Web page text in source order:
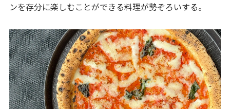
ンを存分に楽しむことができる料理が勢ぞろいする。